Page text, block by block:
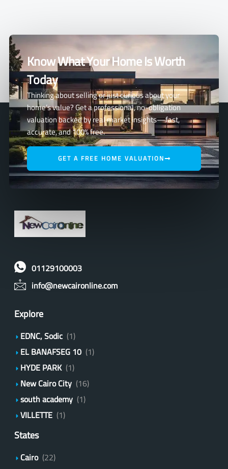
Know What Your Home Is Worth
Today
Thinking about selling or just curious about your
home’s value? Get a professional, no-obligation
valuation backed by real market insights—fast,
accurate, and 100% free.
GET A FREE HOME VALUATION
01129100003
info@newcaironline.com
Explore
EDNC, Sodic (1)
EL BANAFSEG 10 (1)
HYDE PARK (1)
New Cairo City (16)
south academy (1)
VILLETTE (1)
States
Cairo (22)